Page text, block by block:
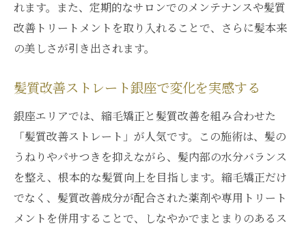
れます。また、定期的なサロンでのメンテナンスや髪質
改善トリートメントを取り入れることで、さらに髪本来
の美しさが引き出されます。
髪質改善ストレート銀座で変化を実感する
銀座エリアでは、縮毛矯正と髪質改善を組み合わせた
「髪質改善ストレート」が人気です。この施術は、髪の
うねりやパサつきを抑えながら、髪内部の水分バランス
を整え、根本的な髪質向上を目指します。縮毛矯正だけ
でなく、髪質改善成分が配合された薬剤や専用トリート
メントを併用することで、しなやかでまとまりのあるス